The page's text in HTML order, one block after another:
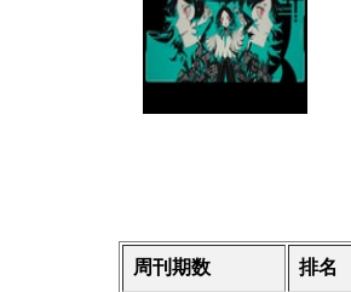
周刊期数 排名